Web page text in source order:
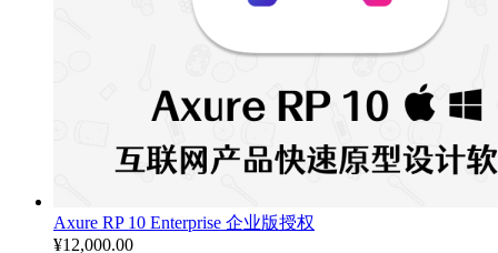
Axure RP 10 Enterprise 企业版授权
¥12,000.00